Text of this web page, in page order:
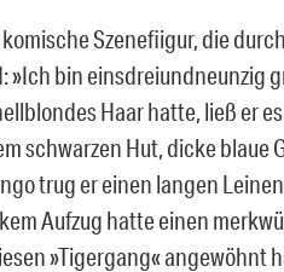
Szenefiigur, die
»Ich bin einsdreiundneunzig
Haar hatte, ließ er
schwarzen Hut, dicke blaue
trug er einen langen
Aufzug hatte einen
»Tigergang« angewöhnt